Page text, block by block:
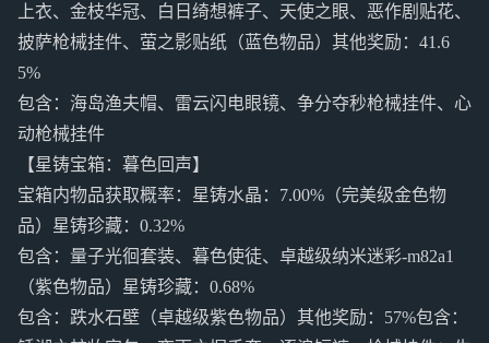
上衣、金枝华冠、白日绮想裤子、天使之眼、恶作剧贴花、
披萨枪械挂件、萤之影贴纸（蓝色物品）其他奖励：41.6
5%
包含：海岛渔夫帽、雷云闪电眼镜、争分夺秒枪械挂件、心
动枪械挂件
【星铸宝箱：暮色回声】
宝箱内物品获取概率：星铸水晶：7.00%（完美级金色物
品）星铸珍藏：0.32%
包含：量子光徊套装、暮色使徒、卓越级纳米迷彩-m82a1
（紫色物品）星铸珍藏：0.68%
包含：跌水石壁（卓越级紫色物品）其他奖励：57%包含：